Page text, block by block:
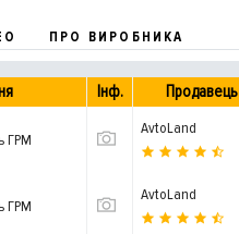
ПРО ВИРОБНИКА
Інф. Продавець
ГРМ
AvtoLand
ГРМ
AvtoLand